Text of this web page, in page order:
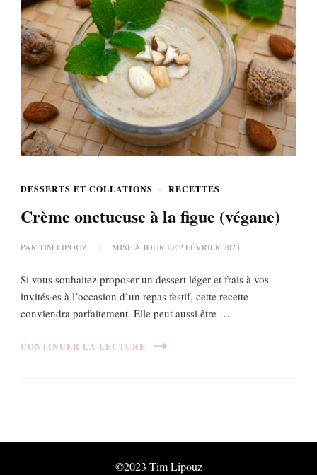
DESSERTS ET COLLATIONS RECETTES
Crème onctueuse à la figue (végane)
PAR TIM LIPOUZ MISE À JOUR LE2 FÉVRIER 2023
Si vous souhaitez proposer un dessert léger et frais à vos
invités·es à l’occasion d’un repas festif, cette recette
conviendra parfaitement. Elle peut aussi être …
CONTINUER LA LECTURE
©2023 Tim Lipouz